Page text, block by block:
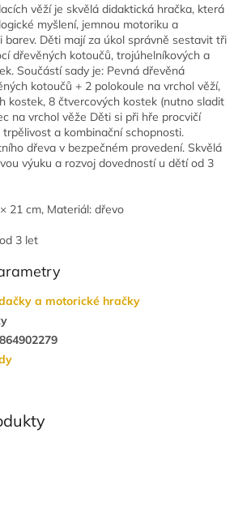
věží je skvělá didaktická hračka, která
myšlení, jemnou motoriku a
barev. Děti mají za úkol správně sestavit tři
dřevěných kotoučů, trojúhelníkových a
Součástí sady je: Pevná dřevěná
kotoučů + 2 polokoule na vrchol věží,
kostek, 8 čtvercových kostek (nutno sladit
na vrchol věže Děti si při hře procvičí
trpělivost a kombinační schopnosti.
dřeva v bezpečném provedení. Skvělá
výuku a rozvoj dovedností u dětí od 3
21 cm, Materiál: dřevo
3 let
a motorické hračky